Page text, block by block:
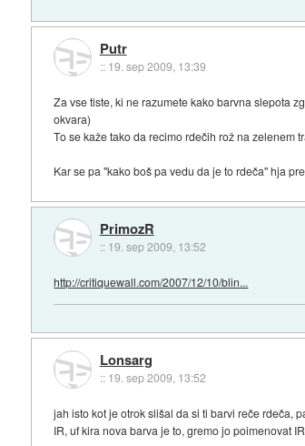
Putr
:: 19. sep 2009, 13:39
Za vse tiste, ki ne razumete kako barvna slepota
okvara)
To se kaže tako da recimo rdečih rož na zelenem
Kar se pa "kako boš pa vedu da je to rdeča" hja
PrimozR
:: 19. sep 2009, 13:52
http://critiquewall.com/2007/12/10/blin...
Lonsarg
:: 19. sep 2009, 13:52
jah isto kot je otrok slišal da si ti barvi reče rdeča,
IR, uf kira nova barva je to, gremo jo poimenovat